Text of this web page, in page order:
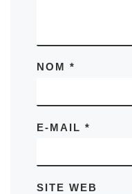
NOM *
E-MAIL *
SITE WEB